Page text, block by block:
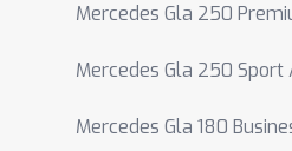
Mercedes Gla 250
Mercedes Gla 250 Sport
Mercedes Gla 180